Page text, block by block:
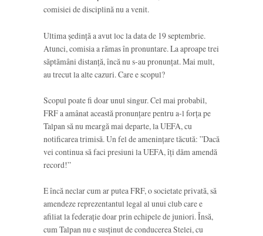
comisiei de disciplină nu a venit.
Ultima ședință a avut loc la data de 19 septembrie.
Atunci, comisia a rămas în pronuntare. La aproape trei
săptămâni distanță, încă nu s-au pronunțat. Mai mult,
au trecut la alte cazuri. Care e scopul?
Scopul poate fi doar unul singur. Cel mai probabil,
FRF a amânat această pronunțare pentru a-l forța pe
Talpan să nu meargă mai departe, la UEFA, cu
notificarea trimisă. Un fel de amenințare tăcută: ”Dacă
vei continua să faci presiuni la UEFA, îți dăm amendă
record!”
E încă neclar cum ar putea FRF, o societate privată, să
amendeze reprezentantul legal al unui club care e
afiliat la federație doar prin echipele de juniori. Însă,
cum Talpan nu e susținut de conducerea Stelei, cu